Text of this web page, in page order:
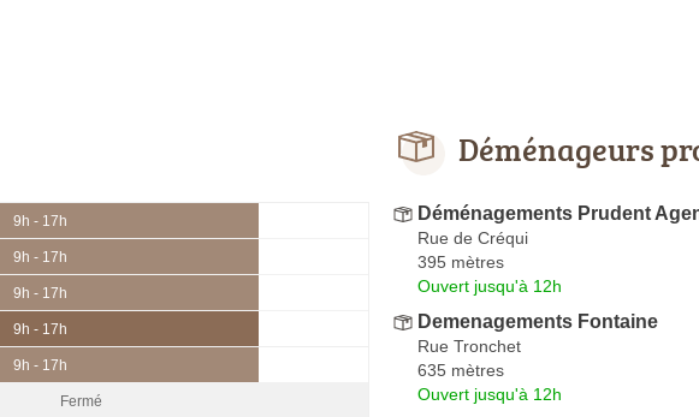
9h - 17h
9h - 17h
9h - 17h
9h - 17h
9h - 17h
Fermé
Déménageurs
Déménagements Prudent
Rue de Créqui
395 mètres
Ouvert jusqu'à 12h
Demenagements Fontaine
Rue Tronchet
635 mètres
Ouvert jusqu'à 12h